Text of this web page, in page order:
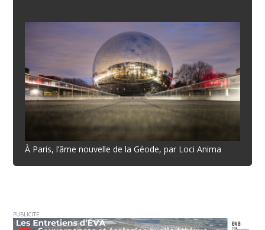
À Paris, l’âme nouvelle de la Géode, par Loci Anima
PUBLICITE